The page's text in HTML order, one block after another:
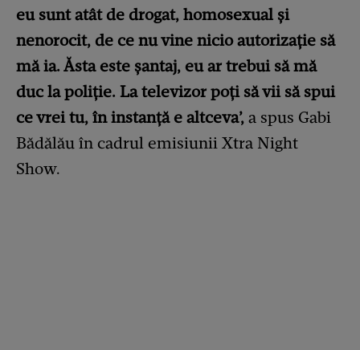
eu sunt atât de drogat, homosexual și
nenorocit, de ce nu vine nicio autorizație să
mă ia. Ăsta este șantaj, eu ar trebui să mă
duc la poliție. La televizor poți să vii să spui
ce vrei tu, în instanță e altceva’, a spus Gabi
Bădălău în cadrul emisiunii Xtra Night
Show.